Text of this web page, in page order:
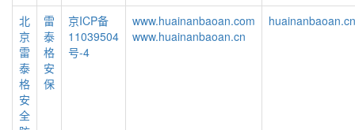
北
京
雷
泰
格
安
全
雷
泰
格
安
保
京ICP备
11039504
号-4
www.huainanbaoan.com
www.huainanbaoan.cn
huainanbaoan.cn